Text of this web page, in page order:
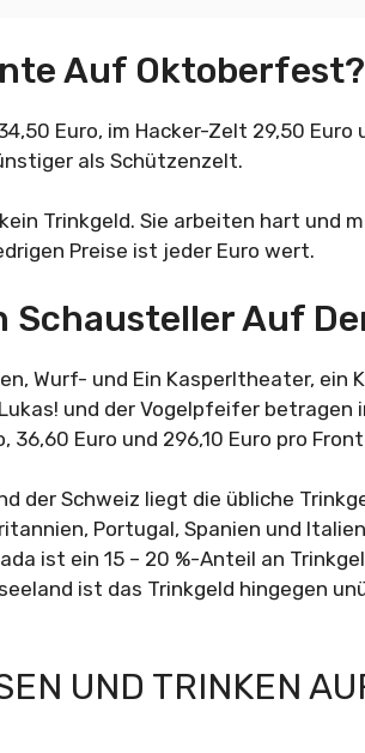
Auf Oktoberfest?
Euro, im Hacker-Zelt 29,50 Euro
als Schützenzelt.
Trinkgeld. Sie arbeiten hart und
Preise ist jeder Euro wert.
Schausteller Auf
Wurf- und Ein Kasperltheater, ein
und der Vogelpfeifer betragen
36,60 Euro und 296,10 Euro pro
der Schweiz liegt die übliche
Portugal, Spanien und
ist ein 15 – 20 %-Anteil an
ist das Trinkgeld hingegen
UND TRINKEN